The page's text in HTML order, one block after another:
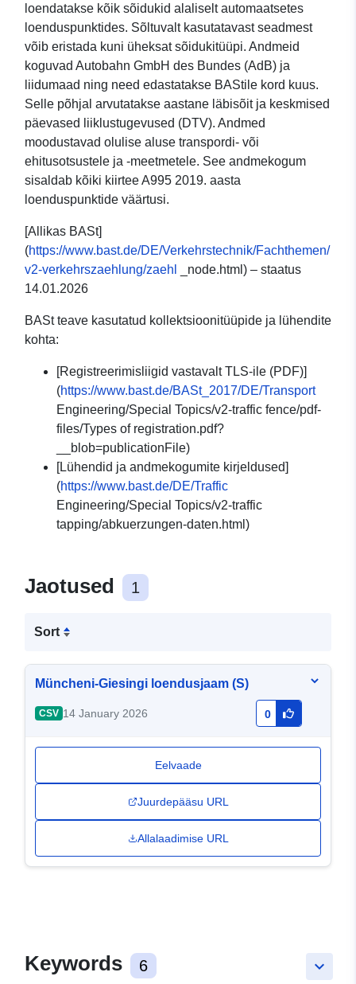
loendatakse kõik sõidukid alaliselt automaatsetes
loenduspunktides. Sõltuvalt kasutatavast seadmest
võib eristada kuni üheksat sõidukitüüpi. Andmeid
koguvad Autobahn GmbH des Bundes (AdB) ja
liidumaad ning need edastatakse BAStile kord kuus.
Selle põhjal arvutatakse aastane läbisõit ja keskmised
päevased liiklustugevused (DTV). Andmed
moodustavad olulise aluse transpordi- või
ehitusotsustele ja -meetmetele. See andmekogum
sisaldab kõiki kiirtee A995 2019. aasta
loenduspunktide väärtusi.
[Allikas BASt]
(https://www.bast.de/DE/Verkehrstechnik/Fachthemen/
v2-verkehrszaehlung/zaehl
_node.html) – staatus
14.01.2026
BASt teave kasutatud kollektsioonitüüpide ja lühendite
kohta:
[Registreerimisliigid vastavalt TLS-ile (PDF)]
(https://www.bast.de/BASt_2017/DE/Transport
Engineering/Special Topics/v2-traffic fence/pdf-
files/Types of registration.pdf?
__blob=publicationFile)
[Lühendid ja andmekogumite kirjeldused]
(https://www.bast.de/DE/Traffic
Engineering/Special Topics/v2-traffic
tapping/abkuerzungen-daten.html)
Jaotused 1
Sort
Müncheni-Giesingi loendusjaam (S)
CSV 14 January 2026 0
Eelvaade
Juurdepääsu URL
Allalaadimise URL
keyboard_arrow_down
Keywords 6